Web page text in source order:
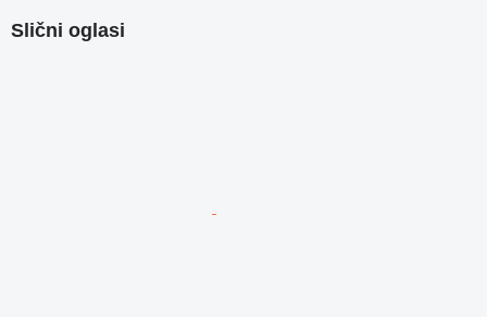
Slični oglasi